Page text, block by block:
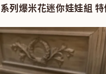
列爆米花迷你娃娃組